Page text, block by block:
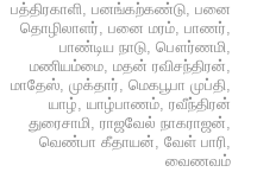
பத்திரகாளி, பனங்கற்கண்டு, பனை
தொழிலாளர், பனை மரம், பாணர்,
பாண்டிய நாடு, பௌர்ணமி,
மணியம்மை, மதன் ரவிசந்திரன்,
மாதேஸ், முக்தார், மெகபூபா முப்தி,
யாழ், யாழ்பாணம், ரவீந்திரன்
துரைசாமி, ராஜவேல் நாகராஜன்,
வெண்பா கீதாயன், வேள் பாரி,
வைணவம்